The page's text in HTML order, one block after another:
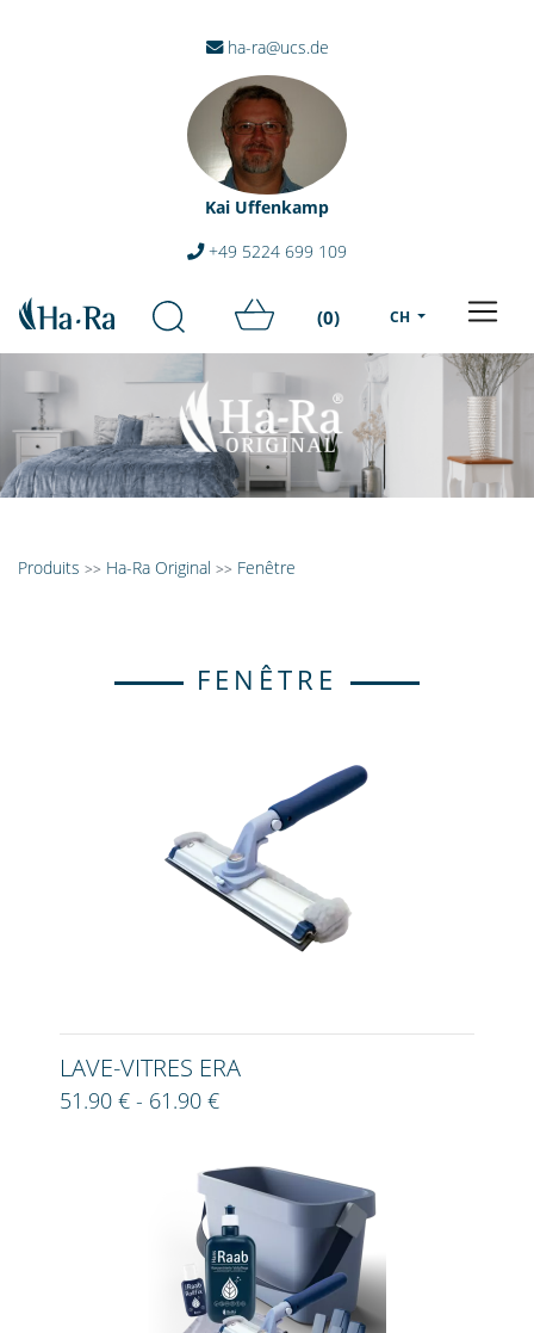
ha-ra@ucs.de
Kai Uffenkamp
+49 5224 699 109
(0) CH
Produits >> Ha-Ra Original >> Fenêtre
FENÊTRE
LAVE-VITRES ERA
51.90 € - 61.90 €